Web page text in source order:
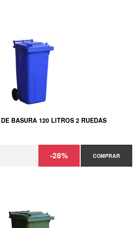
BASURA 120 LITROS 2 RUEDAS
-28% COMPRAR